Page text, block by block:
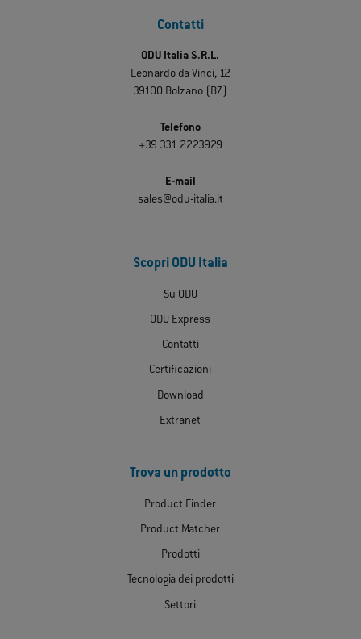
Contatti
ODU Italia S.R.L.
Leonardo da Vinci, 12
39100 Bolzano (BZ)
Telefono
+39 331 2223929
E-mail
sales@odu-italia.it
Scopri ODU Italia
Su ODU
ODU Express
Contatti
Certificazioni
Download
Extranet
Trova un prodotto
Product Finder
Product Matcher
Prodotti
Tecnologia dei prodotti
Settori